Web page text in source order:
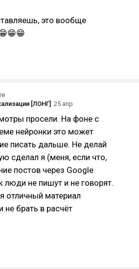
это вообще
[ЛОНГ] 25 апр
просели. На фоне с
нейронки это может
писать дальше. Не делай
сделал я (меня, если что,
постов через Google
люди не пишут и не говорят.
отличный материал
не брать в расчёт